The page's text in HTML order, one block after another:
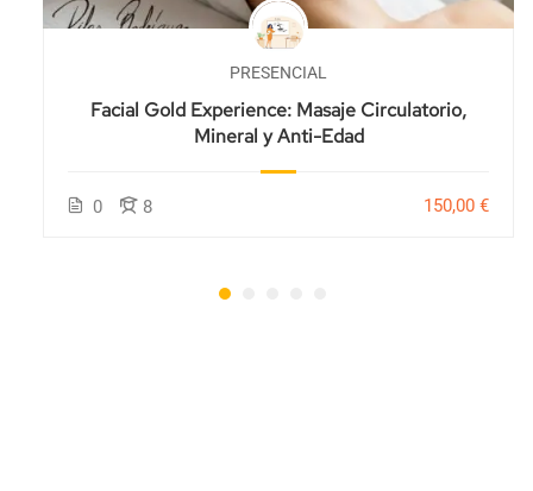
PRESENCIAL
Facial Gold Experience: Masaje Circulatorio,
Mineral y Anti-Edad
0 8 150,00 €